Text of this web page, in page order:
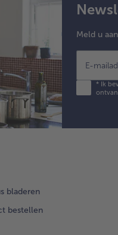
Meld u
E-
*Ik
bladeren
bestellen